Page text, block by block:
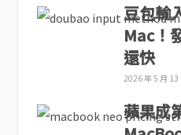
豆包輸
Mac！
還快
2026 年 5 月 13
蘋果成